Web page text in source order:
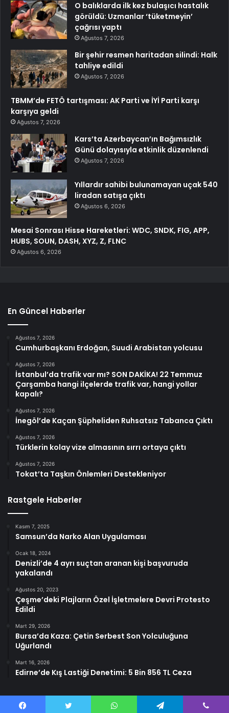
O balıklarda ilk kez bulaşıcı hastalık
görüldü: Uzmanlar ‘tüketmeyin’
çağrısı yaptı
Ağustos 7, 2026
Bir şehir resmen haritadan silindi: Halk
tahliye edildi
Ağustos 7, 2026
TBMM’de FETÖ tartışması: AK Parti ve İYİ Parti karşı
karşıya geldi
Ağustos 7, 2026
Kars’ta Azerbaycan’ın Bağımsızlık
Günü dolayısıyla etkinlik düzenlendi
Ağustos 7, 2026
Yıllardır sahibi bulunamayan uçak 540
liradan satışa çıktı
Ağustos 6, 2026
Mesai Sonrası Hisse Hareketleri: WDC, SNDK, FIG, APP,
HUBS, SOUN, DASH, XYZ, Z, FLNC
Ağustos 6, 2026
En Güncel Haberler
Ağustos 7, 2026
Cumhurbaşkanı Erdoğan, Suudi Arabistan yolcusu
Ağustos 7, 2026
İstanbul’da trafik var mı? SON DAKİKA! 22 Temmuz
Çarşamba hangi ilçelerde trafik var, hangi yollar
kapalı?
Ağustos 7, 2026
İnegöl’de Kaçan Şüpheliden Ruhsatsız Tabanca Çıktı
Ağustos 7, 2026
Türklerin kolay vize almasının sırrı ortaya çıktı
Ağustos 7, 2026
Tokat’ta Taşkın Önlemleri Destekleniyor
Rastgele Haberler
Kasım 7, 2025
Samsun’da Narko Alan Uygulaması
Ocak 18, 2024
Denizli’de 4 ayrı suçtan aranan kişi başvuruda
yakalandı
Ağustos 20, 2023
Çeşme’deki Plajların Özel İşletmelere Devri Protesto
Edildi
Mart 29, 2026
Bursa’da Kaza: Çetin Serbest Son Yolculuğuna
Uğurlandı
Mart 16, 2026
Edirne’de Kış Lastiği Denetimi: 5 Bin 856 TL Ceza